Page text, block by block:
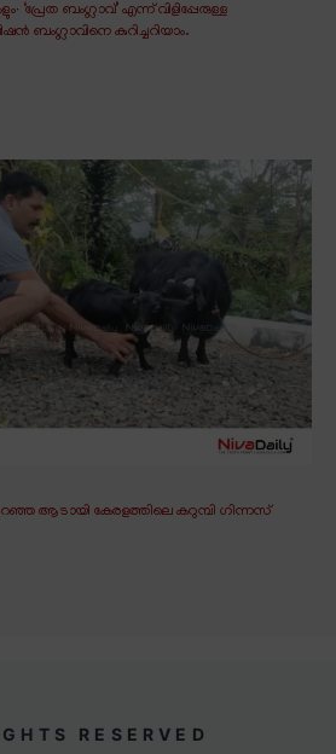
‘പ്രേത ബംഗ്ലാവ്’ എന്ന് വിളിപ്പേരുള്ള
ബംഗ്ലാവിനെ കുറിച്ചറിയാം.
ആടായി കേരളത്തിലെ കറുമ്പി ഗിന്നസ്
RESERVED